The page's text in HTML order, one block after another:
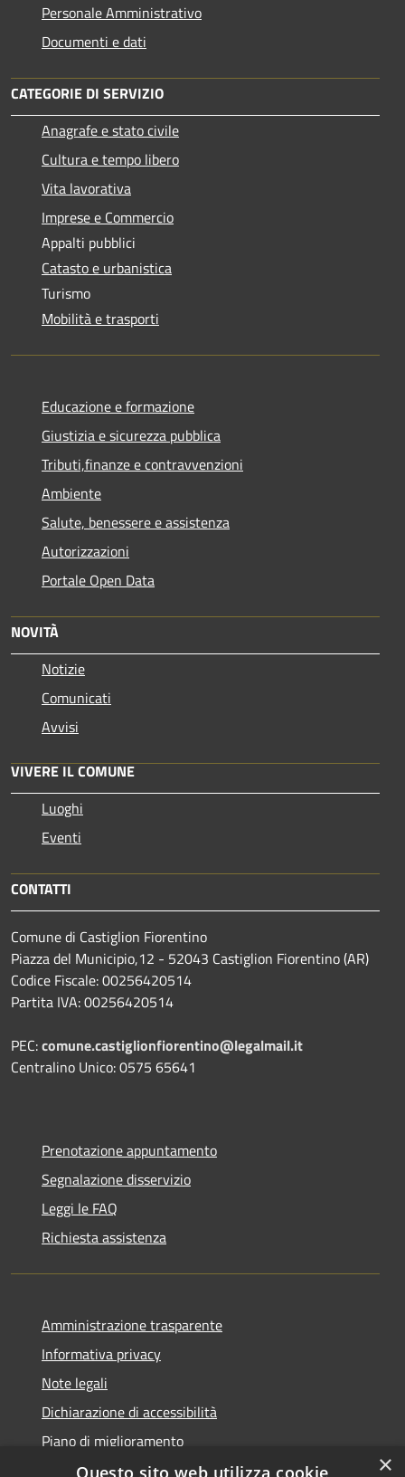
Personale Amministrativo
Documenti e dati
CATEGORIE DI SERVIZIO
Anagrafe e stato civile
Cultura e tempo libero
Vita lavorativa
Imprese e Commercio
Appalti pubblici
Catasto e urbanistica
Turismo
Mobilità e trasporti
Educazione e formazione
Giustizia e sicurezza pubblica
Tributi,finanze e contravvenzioni
Ambiente
Salute, benessere e assistenza
Autorizzazioni
Portale Open Data
NOVITÀ
Notizie
Comunicati
Avvisi
VIVERE IL COMUNE
Luoghi
Eventi
CONTATTI
Comune di Castiglion Fiorentino
Piazza del Municipio,12 - 52043 Castiglion Fiorentino (AR)
Codice Fiscale: 00256420514
Partita IVA: 00256420514
PEC:comune.castiglionfiorentino@legalmail.it
Centralino Unico: 0575 65641
Prenotazione appuntamento
Segnalazione disservizio
Leggi le FAQ
Richiesta assistenza
Amministrazione trasparente
Informativa privacy
Note legali
Dichiarazione di accessibilità
Piano di miglioramento
×
Questo sito web utilizza cookie